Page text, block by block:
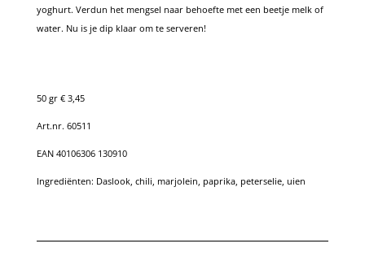
yoghurt. Verdun het mengsel naar behoefte met een beetje melk of
water. Nu is je dip klaar om te serveren!
50 gr € 3,45
Art.nr. 60511
EAN 40106306 130910
Ingrediënten: Daslook, chili, marjolein, paprika, peterselie, uien